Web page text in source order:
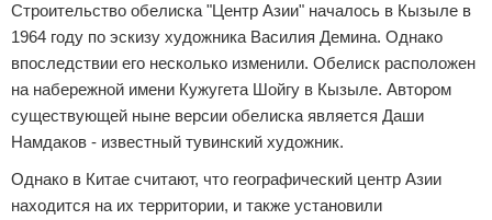
Строительство обелиска "Центр Азии" началось в Кызыле в
1964 году по эскизу художника Василия Демина. Однако
впоследствии его несколько изменили. Обелиск расположен
на набережной имени Кужугета Шойгу в Кызыле. Автором
существующей ныне версии обелиска является Даши
Намдаков - известный тувинский художник.
Однако в Китае считают, что географический центр Азии
находится на их территории, и также установили